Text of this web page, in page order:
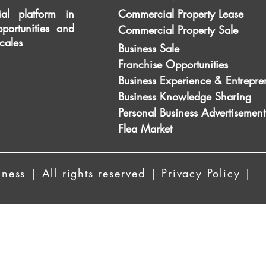
platform in
and
Commercial Property Lease
Commercial Property Sale
Business Sale
Franchise Opportunities
Business Experience &
Business Knowledge Sharing
Personal Business
Flea Market
| All rights reserved | Privacy Policy |